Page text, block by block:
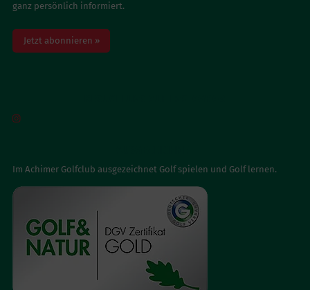
ganz persönlich informiert.
Jetzt abonnieren »

Im Achimer Golfclub ausgezeichnet Golf spielen und Golf lernen.